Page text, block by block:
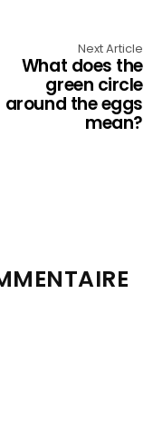
Next Article
What does the
green circle
around the eggs
mean?